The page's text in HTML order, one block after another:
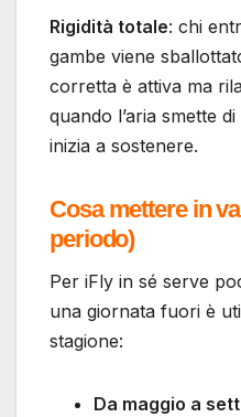
Rigidità totale: chi
gambe viene
corretta è attiva ma
quando l’aria smette
inizia a sostenere.
Cosa mettere in
periodo)
Per iFly in sé serve
una giornata fuori è
stagione:
Da maggio a